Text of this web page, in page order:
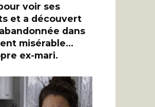
voir ses
et a découvert
dans
misérable…
ex-mari.